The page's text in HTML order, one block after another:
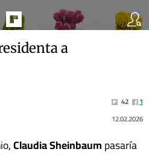
a
42
1
12.02.2026
Claudia Sheinbaumpasaría